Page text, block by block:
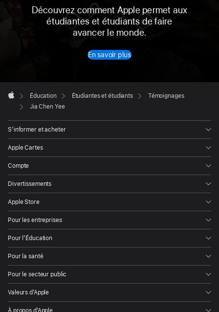
Découvrez comment Apple permet aux
étudiantes et étudiants de faire
avancer le monde.
En savoir plus
de
Apple

Apple
Éducation Étudiantes et étudiants
Témoignages
Jia Chen Yee
S’informer et acheter
Apple Cartes
Compte
Divertissements
Apple Store
Pour les entreprises
Pour l’Éducation
Pour la santé
Pour le secteur public
Valeurs d’Apple
À propos d’Apple